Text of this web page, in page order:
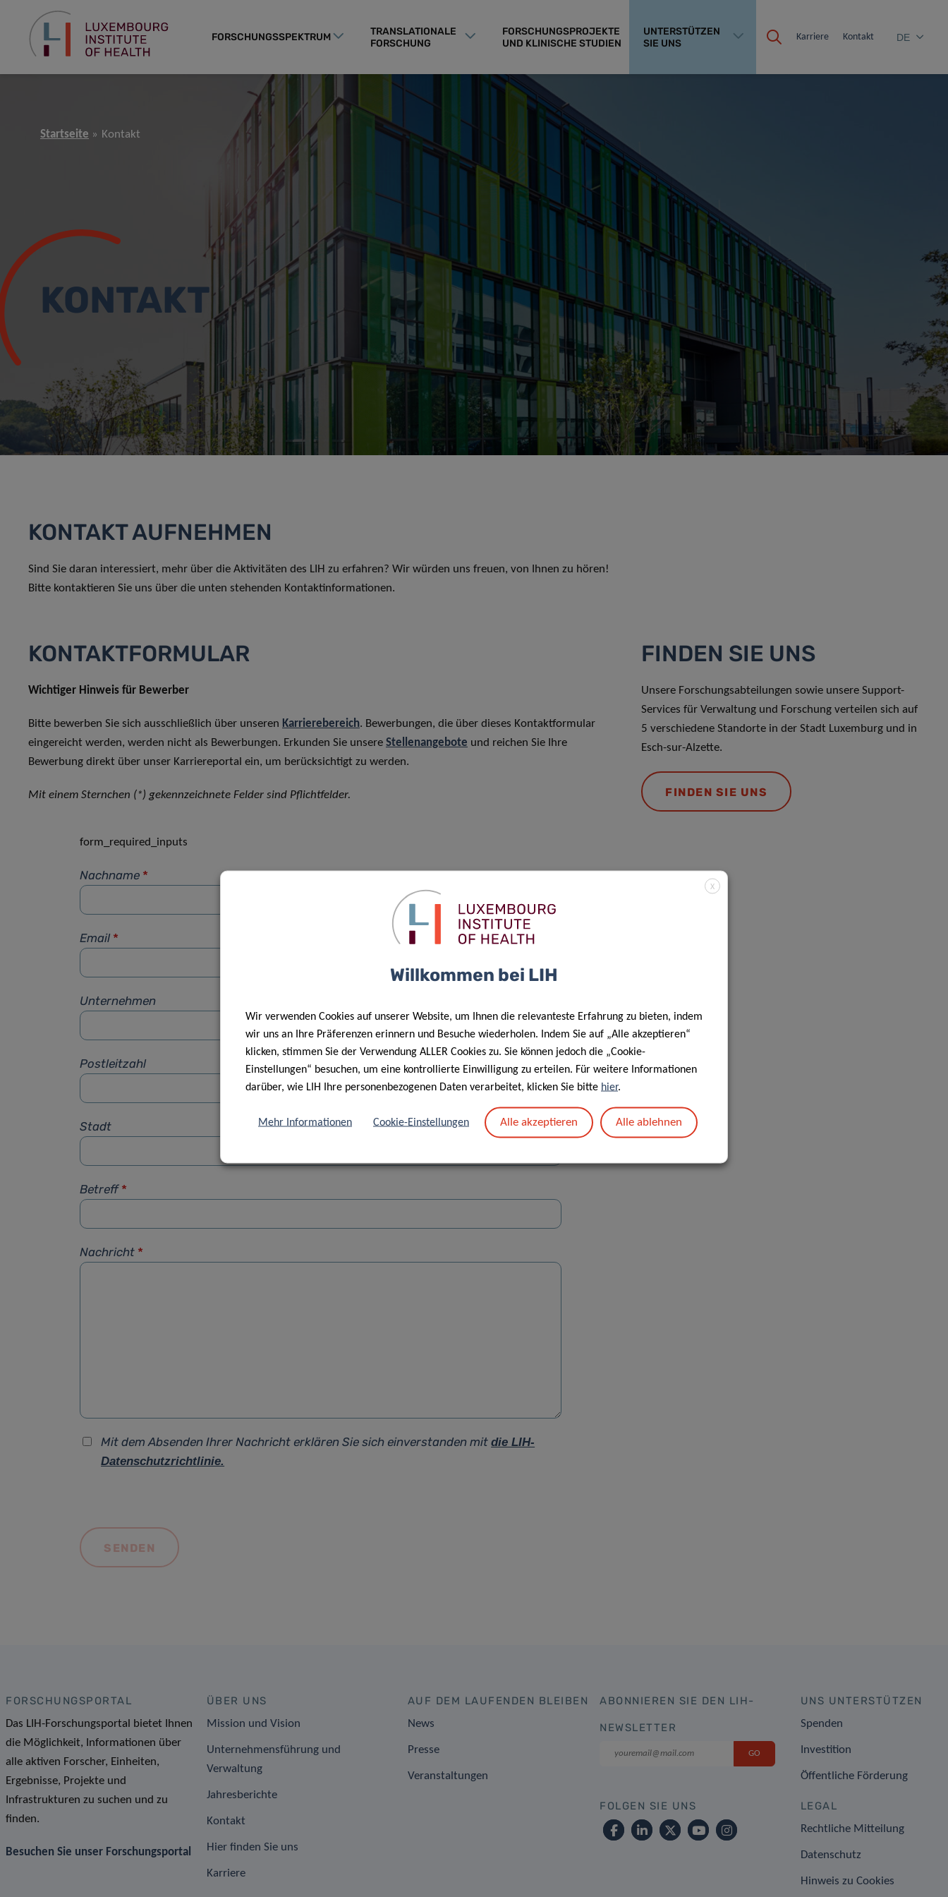
FORSCHUNGSSPEKTRUM
TRANSLATIONALE
FORSCHUNG
FORSCHUNGSPROJEKTE
UND KLINISCHE STUDIEN
UNTERSTÜTZEN
SIE UNS
Karriere Kontakt DE
Startseite Kontakt
KONTAKT
KONTAKT AUFNEHMEN
Sind Sie daran interessiert, mehr über die Aktivitäten des LIH zu erfahren? Wir würden uns freuen, von Ihnen zu hören!
Bitte kontaktieren Sie uns über die unten stehenden Kontaktinformationen.
KONTAKTFORMULAR
Wichtiger Hinweis für Bewerber
Bitte bewerben Sie sich ausschließlich über unseren Karrierebereich. Bewerbungen, die über dieses Kontaktformular
eingereicht werden, werden nicht als Bewerbungen. Erkunden Sie unsere Stellenangebote und reichen Sie Ihre
Bewerbung direkt über unser Karriereportal ein, um berücksichtigt zu werden.
Mit einem Sternchen (*) gekennzeichnete Felder sind Pflichtfelder.
form_required_inputs
Nachname * Vorname*
Email *
Unternehmen
Postleitzahl Straße
Stadt
Betreff *
Nachricht *
Mit dem Absenden Ihrer Nachricht erklären Sie sich einverstanden mitdie LIH-
Datenschutzrichtlinie.
FINDEN SIE UNS
Unsere Forschungsabteilungen sowie unsere Support-
Services für Verwaltung und Forschung verteilen sich auf
5 verschiedene Standorte in der Stadt Luxemburg und in
Esch-sur-Alzette.
FINDEN SIE UNS
FORSCHUNGSPORTAL
Das LIH-Forschungsportal bietet Ihnen
die Möglichkeit, Informationen über
alle aktiven Forscher, Einheiten,
Ergebnisse, Projekte und
Infrastrukturen zu suchen und zu
finden.
Besuchen Sie unser Forschungsportal
ÜBER UNS
Mission und Vision
Unternehmensführung und
Verwaltung
Jahresberichte
Kontakt
Hier finden Sie uns
Karriere
AUF DEM LAUFENDEN BLEIBEN
News
Presse
Veranstaltungen
ABONNIEREN SIE DEN LIH-
NEWSLETTER
FOLGEN SIE UNS
UNS UNTERSTÜTZEN
Spenden
Investition
Öffentliche Förderung
LEGAL
Rechtliche Mitteilung
Datenschutz
Hinweis zu Cookies
X
Willkommen bei LIH
Wir verwenden Cookies auf unserer Website, um Ihnen die relevanteste Erfahrung zu bieten, indem
wir uns an Ihre Präferenzen erinnern und Besuche wiederholen. Indem Sie auf „Alle akzeptieren“
klicken, stimmen Sie der Verwendung ALLER Cookies zu. Sie können jedoch die „Cookie-
Einstellungen“ besuchen, um eine kontrollierte Einwilligung zu erteilen. Für weitere Informationen
darüber, wie LIH Ihre personenbezogenen Daten verarbeitet, klicken Sie bitte hier.
Mehr Informationen Cookie-Einstellungen Alle akzeptieren Alle ablehnen